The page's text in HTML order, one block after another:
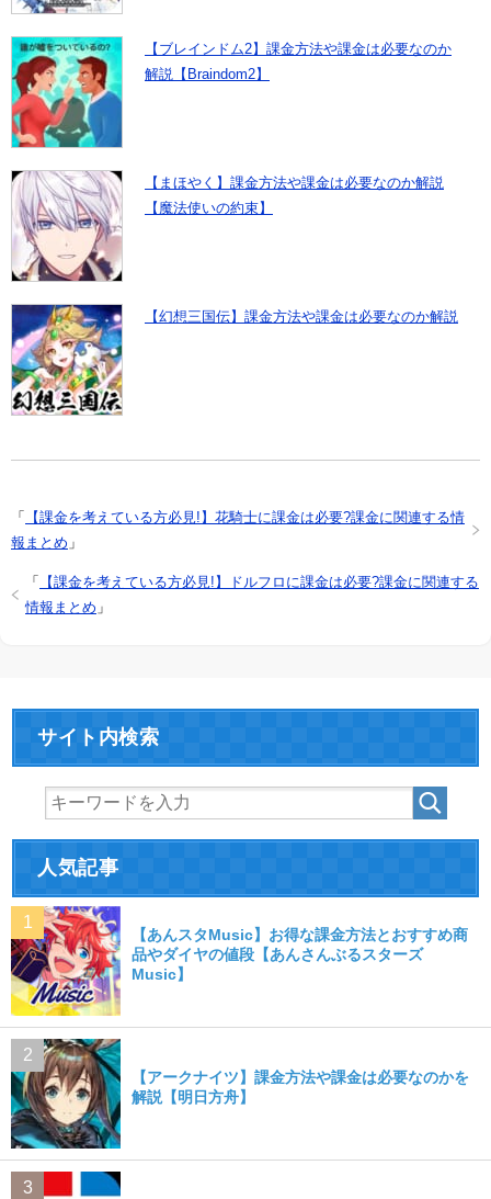
【ブレインドム2】課金方法や課金は必要なのか
解説【Braindom2】
【まほやく】課金方法や課金は必要なのか解説
【魔法使いの約束】
【幻想三国伝】課金方法や課金は必要なのか解説
「
【課金を考えている方必見!】花騎士に課金は必要?課金に関連する情
報まとめ 」
「
【課金を考えている方必見!】ドルフロに課金は必要?課金に関連する
情報まとめ 」
サイト内検索
人気記事
【あんスタMusic】お得な課金方法とおすすめ商
品やダイヤの値段【あんさんぶるスターズ
Music】
【アークナイツ】課金方法や課金は必要なのかを
解説【明日方舟】